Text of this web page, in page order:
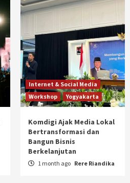
Internet & Social Media
Workshop
Yogyakarta
Komdigi Ajak Media Lokal
Bertransformasi dan
Bangun Bisnis
Berkelanjutan
1 month ago Rere Riandika